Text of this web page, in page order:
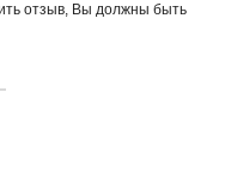
отзыв, Вы должны быть